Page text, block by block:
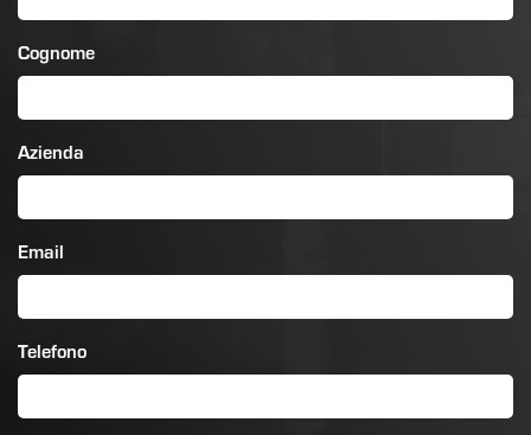
Cognome
Azienda
Email
Telefono